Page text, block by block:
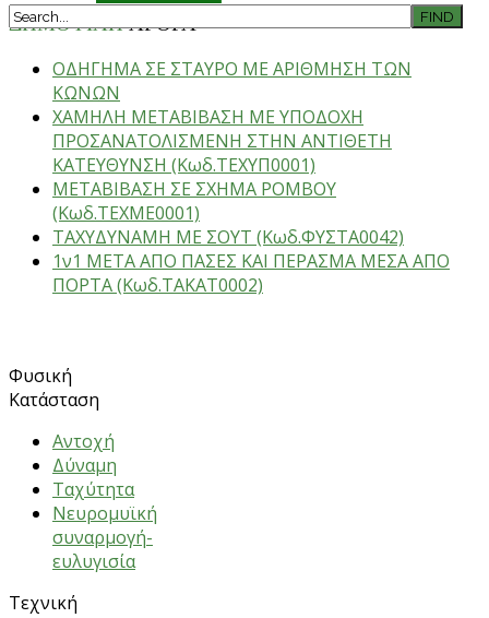
ΔΗΜΟΦΙΛΗΑΡΘΡΑ
ΟΔΗΓΗΜΑ ΣΕ ΣΤΑΥΡΟ ΜΕ ΑΡΙΘΜΗΣΗ ΤΩΝ
ΚΩΝΩΝ
ΧΑΜΗΛΗ ΜΕΤΑΒΙΒΑΣΗ ΜΕ ΥΠΟΔΟΧΗ
ΠΡΟΣΑΝΑΤΟΛΙΣΜΕΝΗ ΣΤΗΝ ΑΝΤΙΘΕΤΗ
ΚΑΤΕΥΘΥΝΣΗ (Κωδ.ΤΕΧΥΠ0001)
ΜΕΤΑΒΙΒΑΣΗ ΣΕ ΣΧΗΜΑ ΡΟΜΒΟΥ
(Κωδ.ΤΕΧΜΕ0001)
ΤΑΧΥΔΥΝΑΜΗ ΜΕ ΣΟΥΤ (Κωδ.ΦΥΣΤΑ0042)
1ν1 ΜΕΤΑ ΑΠΟ ΠΑΣΕΣ ΚΑΙ ΠΕΡΑΣΜΑ ΜΕΣΑ ΑΠΟ
ΠΟΡΤΑ (Κωδ.ΤΑΚΑΤ0002)
Φυσική
Κατάσταση
Αντοχή
Δύναμη
Ταχύτητα
Νευρομυϊκή
συναρμογή-
ευλυγισία
Τεχνική